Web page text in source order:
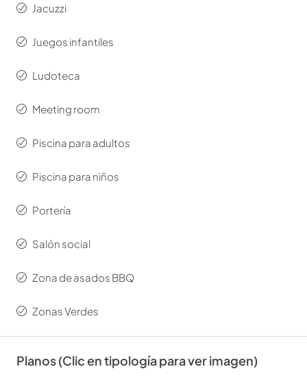
Jacuzzi
Juegos infantiles
Ludoteca
Meeting room
Piscina para adultos
Piscina para niños
Portería
Salón social
Zona de asados BBQ
Zonas Verdes
Planos (Clic en tipología para ver imagen)